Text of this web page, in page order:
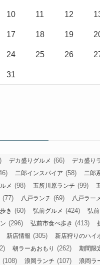
10 11 12
17 18 19
24 25 26
31
デカ盛りグルメ (66) デカ盛り
二郎インスパイア (58) 二郎
メ (98) 五所川原ランチ (99)
(77) 八戸ランチ (69) 八戸ラー
き (60) 弘前グルメ (424) 弘
(296) 弘前市食べ歩き (413)
新店情報 (305) 新店狩りのハイ
朝ラーあおもり (262) 期間限
(108) 浪岡ランチ (107) 浪岡ラ